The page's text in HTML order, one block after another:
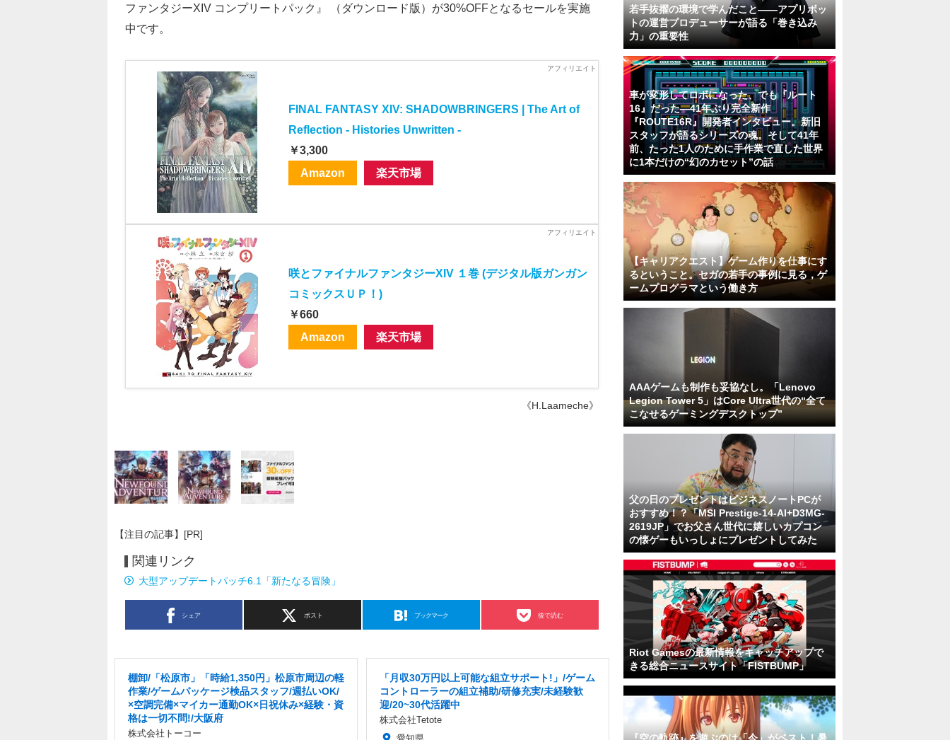
ファンタジーXIV コンプリートパック』 （ダウンロード版）が30%OFFとなるセールを実施
中です。
FINAL FANTASY XIV: SHADOWBRINGERS | The Art of
Reflection - Histories Unwritten -
￥3,300
Amazon
楽天市場
咲とファイナルファンタジーXIV １巻 (デジタル版ガンガン
コミックスＵＰ！)
￥660
Amazon
楽天市場
《H.Laameche》
【注目の記事】[PR]
関連リンク
大型アップデートパッチ6.1「新たなる冒険」
シェア ポスト ブックマーク 後で読む
棚卸/「松原市」「時給1,350円」松原市周辺の軽
作業/ゲームパッケージ検品スタッフ/週払いOK/
×空調完備×マイカー通勤OK×日祝休み×経験・資
格は一切不問!/大阪府
株式会社トーコー
「月収30万円以上可能な組立サポート!」/ゲーム
コントローラーの組立補助/研修充実/未経験歓
迎/20~30代活躍中
株式会社Tetote
若手抜擢の環境で学んだこと――アプリボッ
トの運営プロデューサーが語る「巻き込み
力」の重要性
車が変形してロボになった、でも『ルート
16』だった―41年ぶり完全新作
『ROUTE16R』開発者インタビュー。新旧
スタッフが語るシリーズの魂。そして41年
前、たった1人のために手作業で直した世界
に1本だけの“幻のカセット”の話
【キャリアクエスト】ゲーム作りを仕事にす
るということ。セガの若手の事例に見る，ゲ
ームプログラマという働き方
AAAゲームも制作も妥協なし。「Lenovo
Legion Tower 5」はCore Ultra世代の“全て
こなせるゲーミングデスクトップ”
父の日のプレゼントはビジネスノートPCが
おすすめ！？「MSI Prestige-14-AI+D3MG-
2619JP」でお父さん世代に嬉しいカプコン
の懐ゲーもいっしょにプレゼントしてみた
Riot Gamesの最新情報をキャッチアップで
きる総合ニュースサイト「FISTBUMP」